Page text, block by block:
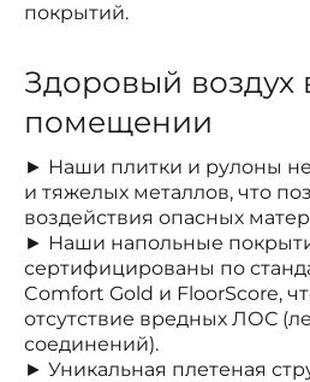
покрытий.
Здоровый воздух
помещении
► Наши плитки и рулоны
и тяжелых металлов, что
воздействия опасных
► Наши напольные
сертифицированы по
Comfort Gold и FloorScore,
отсутствие вредных ЛОС
соединений).
► Уникальная плетеная